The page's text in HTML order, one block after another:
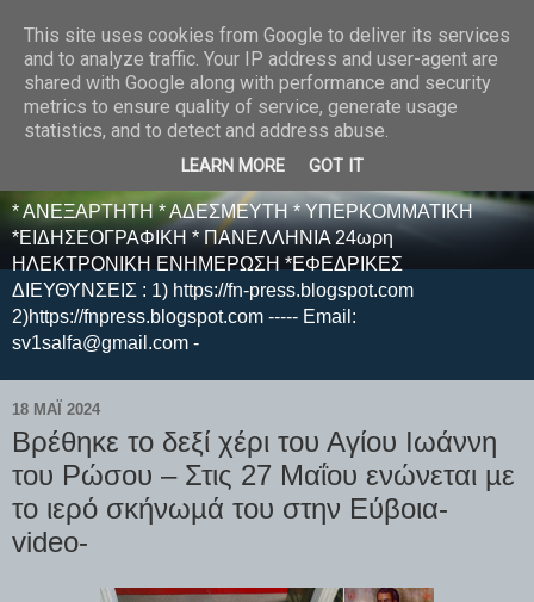
E F E N P R E S S -
ΗΛΕΚΤΡΟΝΙΚΗ
ΕΦΗΜΕΡΙΔΑ
* ΑΝΕΞΑΡΤΗΤΗ * ΑΔΕΣΜΕΥΤΗ * ΥΠΕΡΚΟΜΜΑΤΙΚΗ
*ΕΙΔΗΣΕΟΓΡΑΦΙΚΗ * ΠΑΝΕΛΛΗΝΙΑ 24ωρη
ΗΛΕΚΤΡΟΝΙΚΗ ΕΝΗΜΕΡΩΣΗ *ΕΦΕΔΡΙΚΕΣ
ΔΙΕΥΘΥΝΣΕΙΣ : 1) https://fn-press.blogspot.com
2)https://fnpress.blogspot.com ----- Email:
sv1salfa@gmail.com -
18 ΜΑΪ́ 2024
Βρέθηκε το δεξί χέρι του Αγίου Ιωάννη
του Ρώσου – Στις 27 Μαΐου ενώνεται µε
το ιερό σκήνωµά του στην Εύβοια-
video-
This site uses cookies from Google to deliver its services
and to analyze traffic. Your IP address and user-agent are
shared with Google along with performance and security
metrics to ensure quality of service, generate usage
statistics, and to detect and address abuse.
LEARN MORE GOT IT